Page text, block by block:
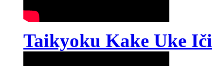
Taikyoku Kake Uke Iči